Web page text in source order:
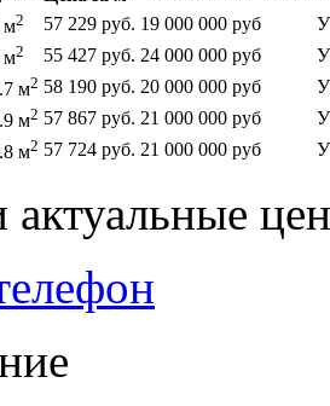
м2 57 229 руб. 19 000 000 руб
м2 55 427 руб. 24 000 000 руб
м2 58 190 руб. 20 000 000 руб
м2 57 867 руб. 21 000 000 руб
м2 57 724 руб. 21 000 000 руб
актуальные